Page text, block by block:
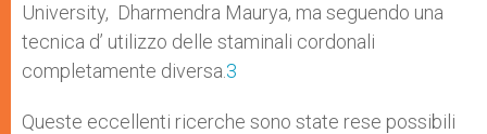
University, Dharmendra Maurya, ma seguendo una
tecnica d’ utilizzo delle staminali cordonali
completamente diversa. 3
Queste eccellenti ricerche sono state rese possibili